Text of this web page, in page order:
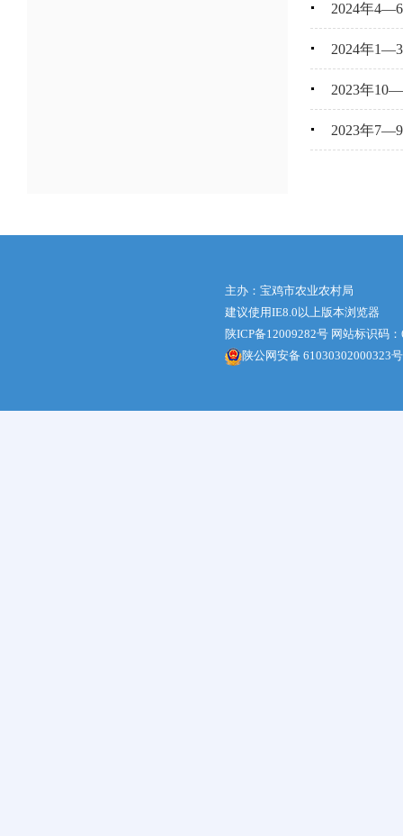
2024年
2024年
2023年
2023年
主办：宝鸡市农业农村局
建议使用IE8.0以上版本浏览器
陕ICP备12009282号 网站标识码
陕公网安备 61030302000323号